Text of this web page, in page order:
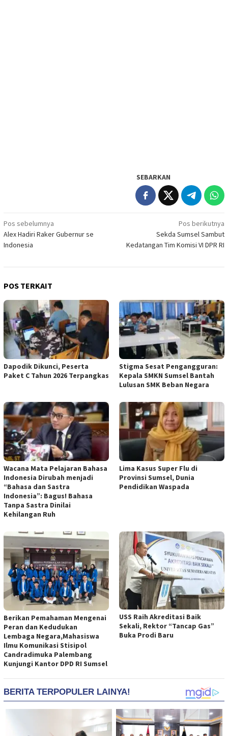
SEBARKAN
Navigasi
pos
Pos sebelumnya
Alex Hadiri Raker Gubernur se
Indonesia
Pos berikutnya
Sekda Sumsel Sambut
Kedatangan Tim Komisi VI DPR RI
POS TERKAIT
Dapodik Dikunci, Peserta
Paket C Tahun 2026 Terpangkas
Stigma Sesat Pengangguran:
Kepala SMKN Sumsel Bantah
Lulusan SMK Beban Negara
Wacana Mata Pelajaran Bahasa
Indonesia Dirubah menjadi
“Bahasa dan Sastra
Indonesia”: Bagus! Bahasa
Tanpa Sastra Dinilai
Kehilangan Ruh
Lima Kasus Super Flu di
Provinsi Sumsel, Dunia
Pendidikan Waspada
Berikan Pemahaman Mengenai
Peran dan Kedudukan
Lembaga Negara,Mahasiswa
Ilmu Komunikasi Stisipol
Candradimuka Palembang
Kunjungi Kantor DPD RI Sumsel
USS Raih Akreditasi Baik
Sekali, Rektor “Tancap Gas”
Buka Prodi Baru